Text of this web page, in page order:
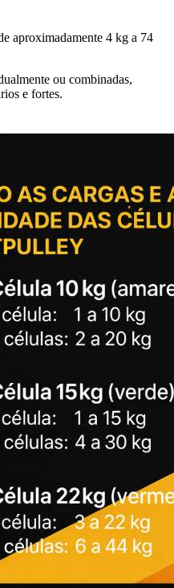
aproximadamente 4 kg a 74
ou combinadas,
e fortes.